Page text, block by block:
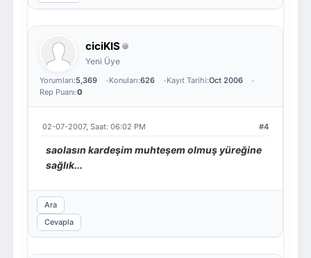
ciciKIS
Yeni Üye
Yorumları:5,369 Konuları:626 Kayıt Tarihi:Oct 2006
Rep Puanı:0
#4
02-07-2007, Saat: 06:02 PM
saolasın kardeşim muhteşem olmuş yüreğine
sağlık...
Ara
Cevapla